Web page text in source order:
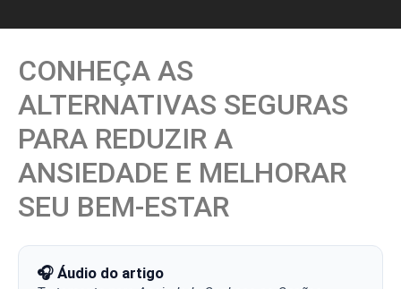
CONHEÇA AS
ALTERNATIVAS SEGURAS
PARA REDUZIR A
ANSIEDADE E MELHORAR
SEU BEM-ESTAR
🎧 Áudio do artigo